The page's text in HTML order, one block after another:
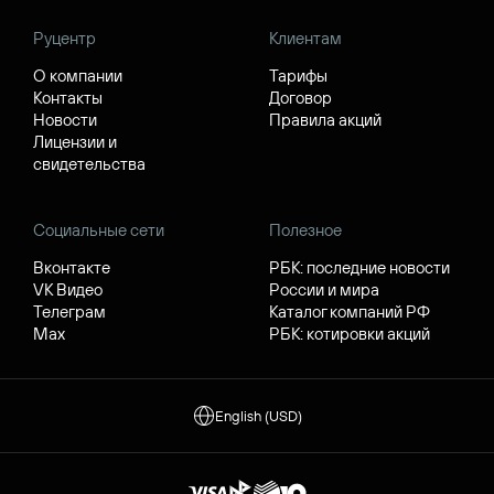
Руцентр
О компании
Контакты
Новости
Лицензии и
свидетельства
Клиентам
Тарифы
Договор
Правила акций
Социальные сети
Вконтакте
VK Видео
Телеграм
Max
Полезное
РБК: последние новости
России и мира
Каталог компаний РФ
РБК: котировки акций
English (USD)